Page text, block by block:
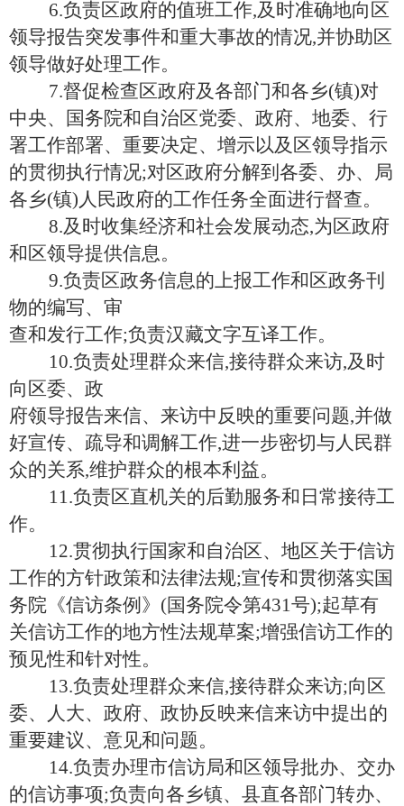
6.负责区政府的值班工作,及时准确地向区
领导报告突发事件和重大事故的情况,并协助区
领导做好处理工作。
7.督促检查区政府及各部门和各乡(镇)对
中央、国务院和自治区党委、政府、地委、行
署工作部署、重要决定、增示以及区领导指示
的贯彻执行情况;对区政府分解到各委、办、局
各乡(镇)人民政府的工作任务全面进行督查。
8.及时收集经济和社会发展动态,为区政府
和区领导提供信息。
9.负责区政务信息的上报工作和区政务刊
物的编写、审
查和发行工作;负责汉藏文字互译工作。
10.负责处理群众来信,接待群众来访,及时
向区委、政
府领导报告来信、来访中反映的重要问题,并做
好宣传、疏导和调解工作,进一步密切与人民群
众的关系,维护群众的根本利益。
11.负责区直机关的后勤服务和日常接待工
作。
12.贯彻执行国家和自治区、地区关于信访
工作的方针政策和法律法规;宣传和贯彻落实国
务院《信访条例》(国务院令第431号);起草有
关信访工作的地方性法规草案;增强信访工作的
预见性和针对性。
13.负责处理群众来信,接待群众来访;向区
委、人大、政府、政协反映来信来访中提出的
重要建议、意见和问题。
14.负责办理市信访局和区领导批办、交办
的信访事项;负责向各乡镇、县直各部门转办、